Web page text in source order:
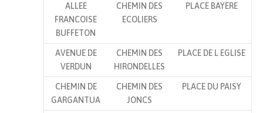
ALLEE
FRANCOISE
BUFFETON
CHEMIN DES
ECOLIERS
PLACE BAYERE
AVENUE DE
VERDUN
CHEMIN DES
HIRONDELLES
PLACE DE L EGLISE
CHEMIN DE
GARGANTUA
CHEMIN DES
JONCS
PLACE DU PAISY